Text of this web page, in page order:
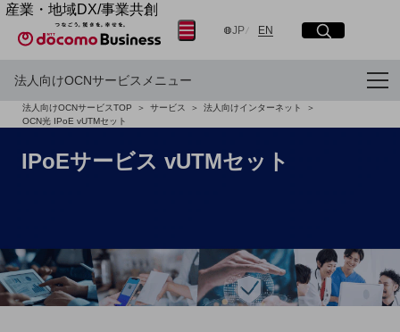
産業・地域DX/事業共創
OPEN HUB for Plural Futures
「社会可能性」を探究・実装する事業共創エコシステムです。
イベント/ウェビナー
記事コンテンツ
Smart Education
Smart Healthcare
Smart Industry
Smart Mobility
JP日本語
EN Englishサイト内検索
開く
メニュー
開く
フリーワードを入力して探す
法人向けOCNサービスメニュー
法人向けOCNサービスTOP サービス
法人向けインターネット
OCN光 IPoE vUTMセット
IPoEサービス vUTMセット